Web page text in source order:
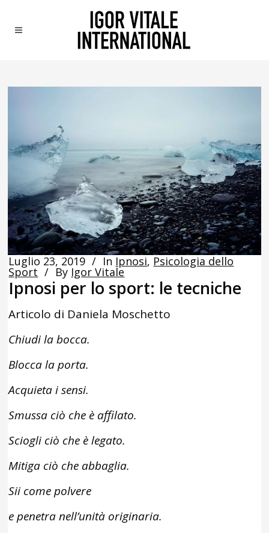
Luglio 23, 2019 In Ipnosi, Psicologia dello
Sport By Igor Vitale
Ipnosi per lo sport: le tecniche
Articolo di Daniela Moschetto
Chiudi la bocca.
Blocca la porta.
Acquieta i sensi.
Smussa ciò che è affilato.
Sciogli ciò che è legato.
Mitiga ciò che abbaglia.
Sii come polvere
e penetra nell’unità originaria.